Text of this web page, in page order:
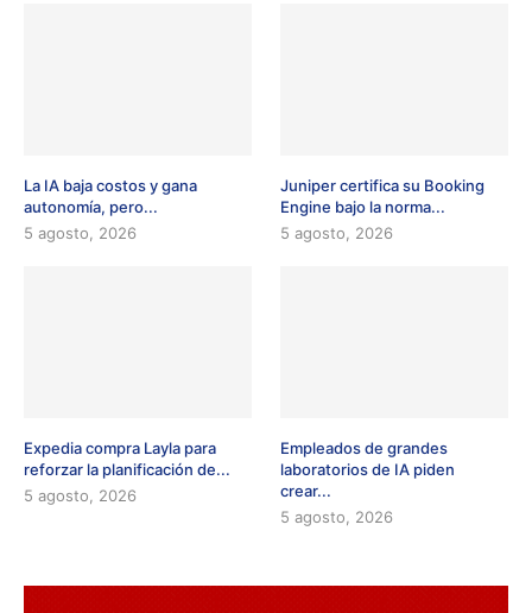
La IA baja costos y gana
autonomía, pero...
5 agosto, 2026
Juniper certifica su Booking
Engine bajo la norma...
5 agosto, 2026
Expedia compra Layla para
reforzar la planificación de...
5 agosto, 2026
Empleados de grandes
laboratorios de IA piden
crear...
5 agosto, 2026